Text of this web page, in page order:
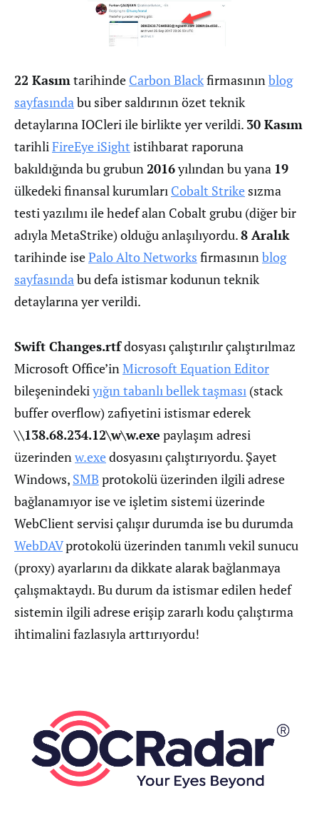
22 Kasım tarihinde Carbon Blackfirmasının blog
sayfasında bu siber saldırının özet teknik
detaylarına IOCleri ile birlikte yer verildi. 30 Kasım
tarihli FireEye iSight istihbarat raporuna
bakıldığında bu grubun 2016yılından bu yana 19
ülkedeki finansal kurumları Cobalt Strike sızma
testi yazılımı ile hedef alan Cobalt grubu (diğer bir
adıyla MetaStrike) olduğu anlaşılıyordu.8 Aralık
tarihinde isePalo Alto Networks firmasının blog
sayfasında bu defa istismar kodunun teknik
detaylarına yer verildi.
Swift Changes.rtfdosyası çalıştırılır çalıştırılmaz
Microsoft Office’in Microsoft Equation Editor
bileşenindeki yığın tabanlı bellek taşması (stack
buffer overflow) zafiyetini istismar ederek
\\138.68.234.12\w\w.exe paylaşım adresi
üzerinden w.exedosyasını çalıştırıyordu. Şayet
Windows, SMB protokolü üzerinden ilgili adrese
bağlanamıyor ise ve işletim sistemi üzerinde
WebClient servisi çalışır durumda ise bu durumda
WebDAVprotokolü üzerinden tanımlı vekil sunucu
(proxy) ayarlarını da dikkate alarak bağlanmaya
çalışmaktaydı. Bu durum da istismar edilen hedef
sistemin ilgili adrese erişip zararlı kodu çalıştırma
ihtimalini fazlasıyla arttırıyordu!